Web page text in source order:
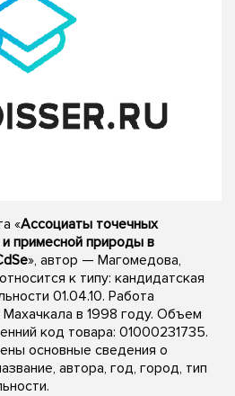
«Ассоциаты точечных
примесной природы в
», автор — Магомедова,
к типу: кандидатская
01.04.10. Работа
в 1998 году. Объем
код товара: 01000231735.
основные сведения о
автора, год, город, тип